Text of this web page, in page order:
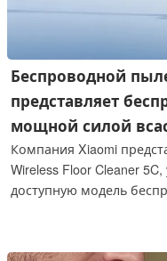
Беспроводной
представляет
мощной силой
Компания Xiaomi
Wireless Floor Cleaner
доступную модель
увеличения мощности
ускорения сушки до 60